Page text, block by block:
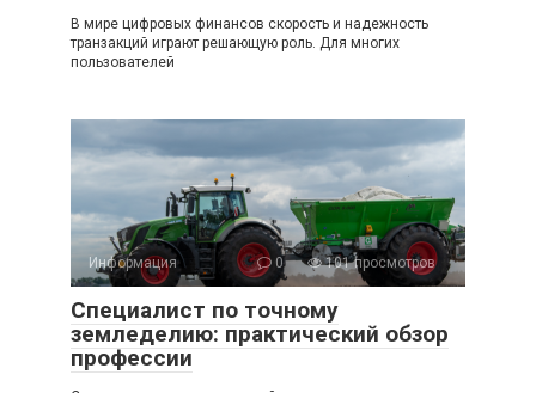
В мире цифровых финансов скорость и надежность
транзакций играют решающую роль. Для многих
пользователей
Информация 0 101 просмотров
Специалист по точному
земледелию: практический обзор
профессии